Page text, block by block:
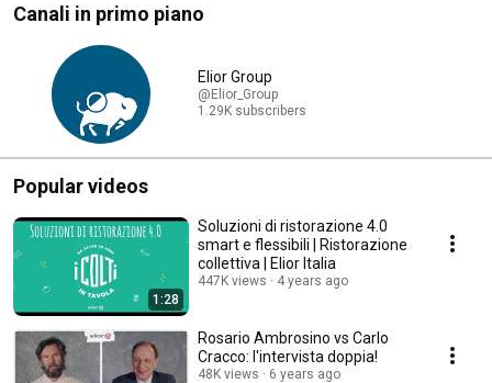
Canali in primo piano
Elior Group
@Elior_Group
1.29K subscribers
Popular videos
1:28
Soluzioni di ristorazione 4.0
smart e flessibili | Ristorazione
collettiva | Elior Italia
447K views 4 years ago
Rosario Ambrosino vs Carlo
Cracco: l'intervista doppia!
48K views 6 years ago